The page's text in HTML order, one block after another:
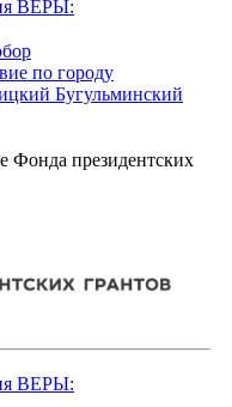
ВЕРЫ:
по городу
Бугульминский
Фонда президентских
ВЕРЫ: